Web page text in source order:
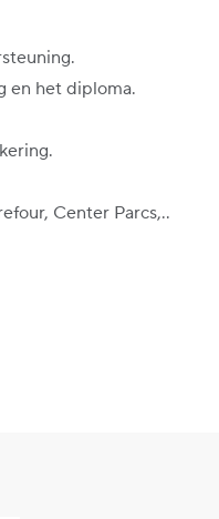
en het diploma.
Center Parcs,..